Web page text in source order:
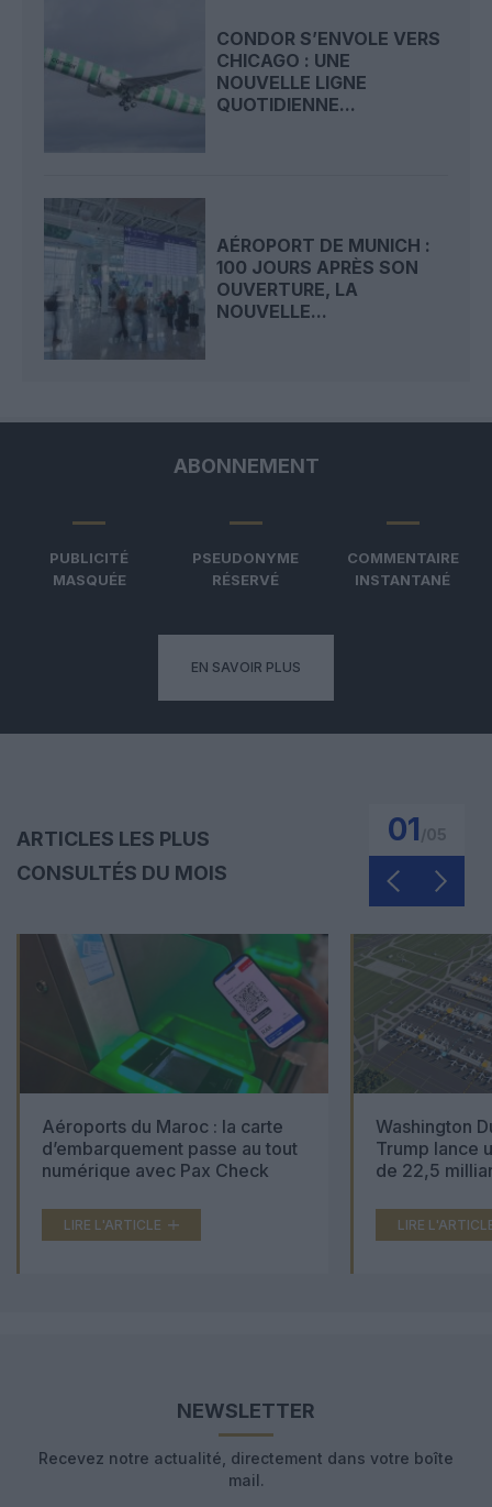
CONDOR S’ENVOLE VERS
CHICAGO : UNE
NOUVELLE LIGNE
QUOTIDIENNE...
AÉROPORT DE MUNICH :
100 JOURS APRÈS SON
OUVERTURE, LA
NOUVELLE...
ABONNEMENT
PUBLICITÉ
MASQUÉE
PSEUDONYME
RÉSERVÉ
COMMENTAIRE
INSTANTANÉ
EN SAVOIR PLUS
ARTICLES LES PLUS
CONSULTÉS DU MOIS
01
Aéroports du Maroc : la carte
d’embarquement passe au tout
numérique avec Pax Check
LIRE L'ARTICLE
Washington
Trump lance
de 22,5
LIRE
NEWSLETTER
Recevez notre actualité, directement dans votre boîte
mail.